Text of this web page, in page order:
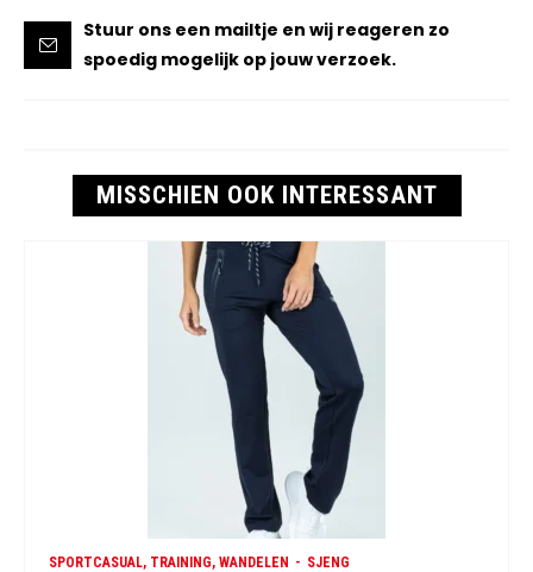
Stuur ons een mailtje en wij reageren zo
spoedig mogelijk op jouw verzoek.
MISSCHIEN OOK INTERESSANT
SPORTCASUAL, TRAINING, WANDELEN SJENG